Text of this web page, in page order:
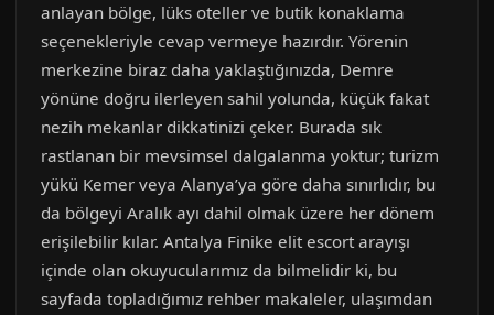
anlayan bölge, lüks oteller ve butik konaklama
seçenekleriyle cevap vermeye hazırdır. Yörenin
merkezine biraz daha yaklaştığınızda, Demre
yönüne doğru ilerleyen sahil yolunda, küçük fakat
nezih mekanlar dikkatinizi çeker. Burada sık
rastlanan bir mevsimsel dalgalanma yoktur; turizm
yükü Kemer veya Alanya’ya göre daha sınırlıdır, bu
da bölgeyi Aralık ayı dahil olmak üzere her dönem
erişilebilir kılar. Antalya Finike elit escort arayışı
içinde olan okuyucularımız da bilmelidir ki, bu
sayfada topladığımız rehber makaleler, ulaşımdan